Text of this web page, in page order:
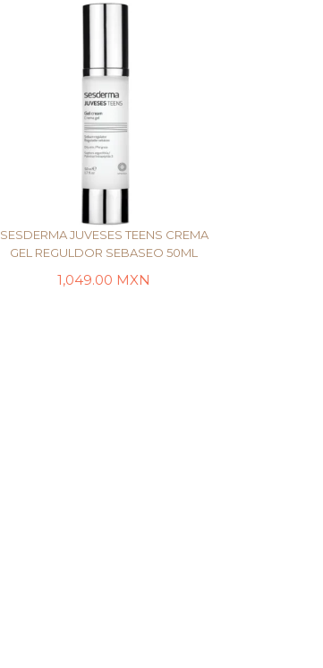
SESDERMA JUVESES TEENS CREMA
GEL REGULDOR SEBASEO 50ML
1,049.00 MXN